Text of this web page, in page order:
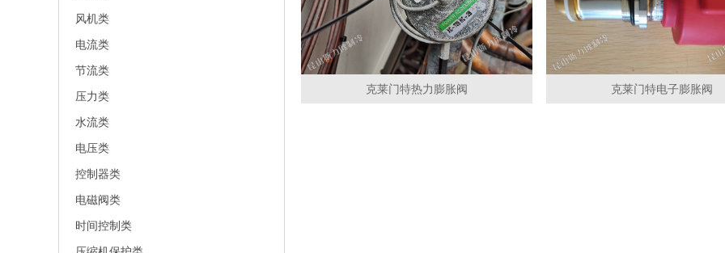
风机类
电流类
节流类
压力类
水流类
电压类
控制器类
电磁阀类
时间控制类
克莱门特热力膨胀阀 克莱门特电子膨胀阀